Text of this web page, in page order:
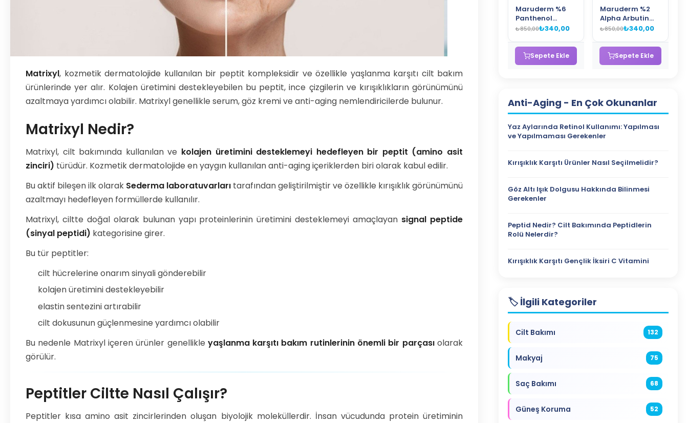
Matrixyl, kozmetik dermatolojide kullanılan bir peptit kompleksidir ve özellikle yaşlanma karşıtı cilt bakım
ürünlerinde yer alır. Kolajen üretimini destekleyebilen bu peptit, ince çizgilerin ve kırışıklıkların görünümünü
azaltmaya yardımcı olabilir. Matrixyl genellikle serum, göz kremi ve anti-aging nemlendiricilerde bulunur.
Matrixyl Nedir?
Matrixyl, cilt bakımında kullanılan ve kolajen üretimini desteklemeyi hedefleyen bir peptit (amino asit
zinciri) türüdür. Kozmetik dermatolojide en yaygın kullanılan anti-aging içeriklerden biri olarak kabul edilir.
Bu aktif bileşen ilk olarak Sederma laboratuvarları tarafından geliştirilmiştir ve özellikle kırışıklık görünümünü
azaltmayı hedefleyen formüllerde kullanılır.
Matrixyl, ciltte doğal olarak bulunan yapı proteinlerinin üretimini desteklemeyi amaçlayan signal peptide
(sinyal peptidi) kategorisine girer.
Bu tür peptitler:
cilt hücrelerine onarım sinyali gönderebilir
kolajen üretimini destekleyebilir
elastin sentezini artırabilir
cilt dokusunun güçlenmesine yardımcı olabilir
Bu nedenle Matrixyl içeren ürünler genellikle yaşlanma karşıtı bakım rutinlerinin önemli bir parçasıolarak
görülür.
Peptitler Ciltte Nasıl Çalışır?
Peptitler kısa amino asit zincirlerinden oluşan biyolojik moleküllerdir. İnsan vücudunda protein üretiminin
Maruderm %6
Panthenol
Bariyer Onarıcı
Bakım Kremi –
Nemlendirici ve
Cilt Bariyeri
₺850,00₺340,00
Sepete Ekle
Maruderm %2
Alpha Arbutin
Leke Karşıtı Cilt
Niacinamide ve
Peptid İçeren
Aydınlatıcı Yüz
₺850,00₺340,00
Sepete Ekle
Anti-Aging - En Çok Okunanlar
Yaz Aylarında Retinol Kullanımı: Yapılması
ve Yapılmaması Gerekenler
Kırışıklık Karşıtı Ürünler Nasıl Seçilmelidir?
Göz Altı Işık Dolgusu Hakkında Bilinmesi
Gerekenler
Peptid Nedir? Cilt Bakımında Peptidlerin
Rolü Nelerdir?
Kırışıklık Karşıtı Gençlik İksiri C Vitamini
🏷️ İlgili Kategoriler
Cilt Bakımı 132
Makyaj 75
Saç Bakımı 68
Güneş Koruma 52